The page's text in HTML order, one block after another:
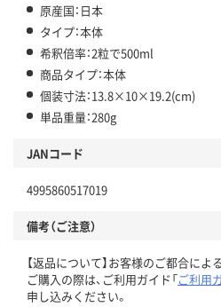
原産国：日本
タイプ：本体
希釈倍率：2粒で500ml
商品タイプ：本体
個装寸法：13.8×10×19.2(cm)
単品重量：280g
JANコード
4995860517019
備考（ご注意）
【返品について】お客様のご都合によ
ご購入の際は、ご利用ガイド「ご利用
申し込みください。